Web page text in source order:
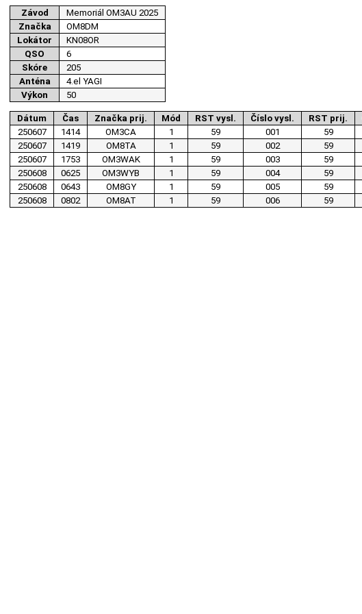
Závod
Memoriál OM3AU 2025
Značka
OM8DM
Lokátor
KN08OR
QSO
6
Skóre
205
Anténa
4.el YAGI
Výkon
50
Dátum Čas Značka prij. Mód RST vysl. Číslo vysl. RST prij.
250607
1414 OM3CA 1 59 001 59
250607
1419 OM8TA 1 59 002 59
250607
1753 OM3WAK 1 59 003 59
250608
0625 OM3WYB 1 59 004 59
250608
0643 OM8GY 1 59 005 59
250608
0802 OM8AT 1 59 006 59